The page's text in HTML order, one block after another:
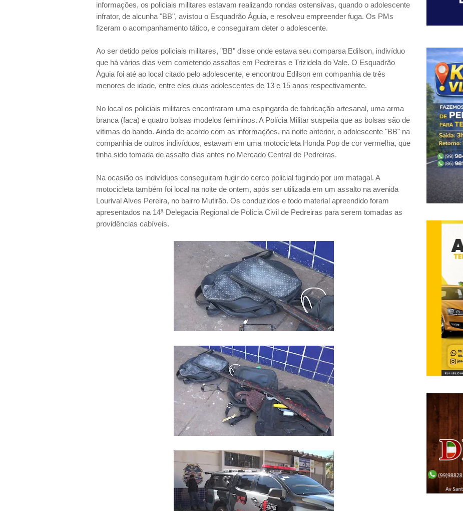
informações, os policiais militares estavam realizando rondas ostensivas, quando o adolescente
infrator, de alcunha "BB", avistou o Esquadrão Águia, e resolveu empreender fuga. Os PMs
fizeram o acompanhamento tático, e conseguiram deter o adolescente.
Ao ser detido pelos policiais militares, "BB" disse onde estava seu comparsa Edilson, indivíduo
que há vários dias vem cometendo assaltos em Pedreiras e Trizidela do Vale. O Esquadrão
Águia foi até ao local citado pelo adolescente, e encontrou Edilson em companhia de três
menores de idade, entre eles duas adolescentes de 13 e 15 anos respectivamente.
No local os policiais militares encontraram uma espingarda de fabricação artesanal, uma arma
branca (faca) e quatro bolsas modelos femininos. A Polícia Militar suspeita que as bolsas são de
vítimas do bando. Ainda de acordo com as informações, na noite anterior, o adolescente "BB" na
companhia de outros indivíduos, estavam em uma motocicleta Honda Pop de cor vermelha, que
tinha sido tomada de assalto dias antes no Mercado Central de Pedreiras.
Na ocasião os indivíduos conseguiram fugir do cerco policial fugindo por um matagal. A
motocicleta também foi local na noite de ontem, após ser utilizada em um assalto na avenida
Lourival Alves Pereira, no bairro Mutirão. Os conduzidos e todo material apreendido foram
apresentados na 14ª Delegacia Regional de Polícia Civil de Pedreiras para serem tomadas as
providências cabíveis.